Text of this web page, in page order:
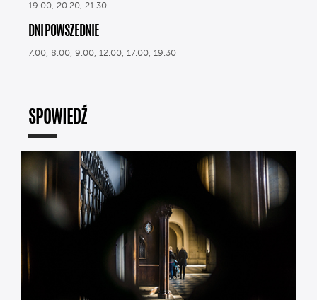
19.00, 20.20, 21.30
DNI POWSZEDNIE
7.00, 8.00, 9.00, 12.00, 17.00, 19.30
SPOWIEDŹ